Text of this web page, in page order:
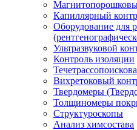
Капиллярный
Оборудование для
Ультразвуковой
Контроль изоляции
Вихретоковый
Твердомеры
Толщиномеры
Структуроскопы
Анализ химсостава